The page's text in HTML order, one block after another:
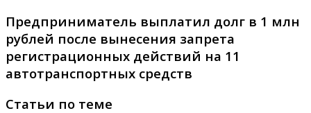
Предприниматель выплатил долг в 1 млн
рублей после вынесения запрета
регистрационных действий на 11
автотранспортных средств
Статьи по теме